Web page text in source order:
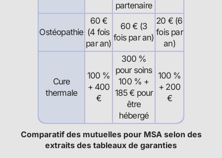
partenaire
Ostéopathie
60 €
(4 fois
par an)
60 € (3
fois par an)
20 € (6
fois par
an)
Cure
thermale
100 %
+ 400
€
300 %
pour soins
100 % +
185 € pour
être
hébergé
100 %
+ 200
€
Comparatif des mutuelles pour MSA selon des
extraits des tableaux de garanties